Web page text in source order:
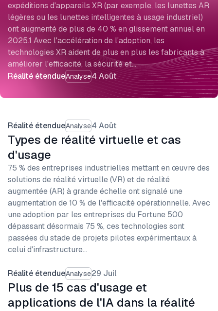
Réalité étendueAnalyse4 Août
expéditions d'appareils XR (par exemple, les lunettes AR
légères ou les lunettes intelligentes à usage industriel)
ont augmenté de plus de 40 % en glissement annuel en
2025.1 Avec l'accélération de l'adoption, les
technologies XR aident de plus en plus les fabricants à
améliorer l'efficacité, la sécurité et…
Réalité étendueAnalyse4 Août
Types de réalité virtuelle et cas
d'usage
75 % des entreprises industrielles mettant en œuvre des
solutions de réalité virtuelle (VR) et de réalité
augmentée (AR) à grande échelle ont signalé une
augmentation de 10 % de l'efficacité opérationnelle. Avec
une adoption par les entreprises du Fortune 500
dépassant désormais 75 %, ces technologies sont
passées du stade de projets pilotes expérimentaux à
celui d'infrastructure…
Réalité étendueAnalyse29 Juil
Plus de 15 cas d'usage et
applications de l'IA dans la réalité